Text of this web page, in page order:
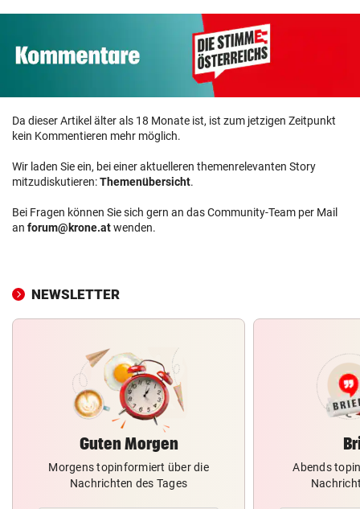
Da dieser Artikel älter als 18 Monate ist, ist zum jetzigen Zeitpunkt
kein Kommentieren mehr möglich.
Wir laden Sie ein, bei einer aktuelleren themenrelevanten Story
mitzudiskutieren:Themenübersicht.
Bei Fragen können Sie sich gern an das Community-Team per Mail
an forum@krone.atwenden.
NEWSLETTER
Guten Morgen
Morgens topinformiert über die
Nachrichten des Tages
Abends